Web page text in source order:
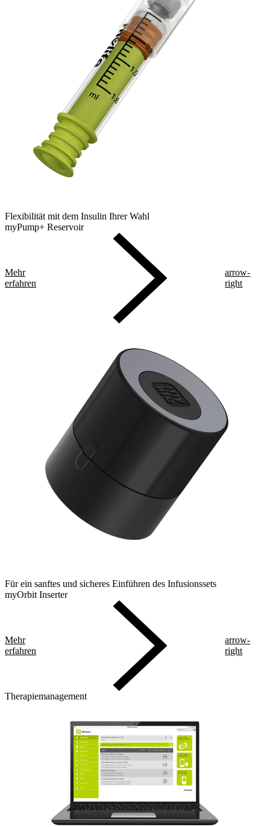
Flexibilität mit dem Insulin Ihrer Wahl
myPump+ Reservoir
Mehr
erfahren
arrow-
right
Für ein sanftes und sicheres Einführen des Infusionssets
myOrbit Inserter
Mehr
erfahren
arrow-
right
Therapiemanagement